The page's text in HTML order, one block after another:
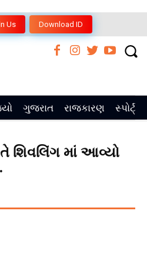
Us Download ID
ગુજરાત રાજકારણ સ્પોર્ટ્સ
શિવલિંગ માં આવ્યો